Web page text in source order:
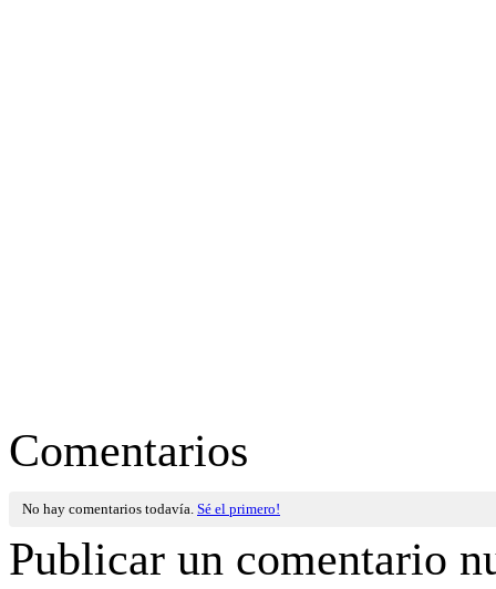
Comentarios
No hay comentarios todavía. Sé el primero!
Publicar un comentario